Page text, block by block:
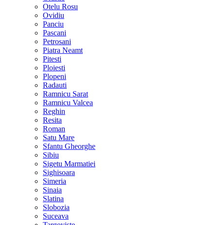
Otelu Rosu
Ovidiu
Panciu
Pascani
Petrosani
Piatra Neamt
Pitesti
Ploiesti
Plopeni
Radauti
Ramnicu Sarat
Ramnicu Valcea
Reghin
Resita
Roman
Satu Mare
Sfantu Gheorghe
Sibiu
Sigetu Marmatiei
Sighisoara
Simeria
Sinaia
Slatina
Slobozia
Suceava